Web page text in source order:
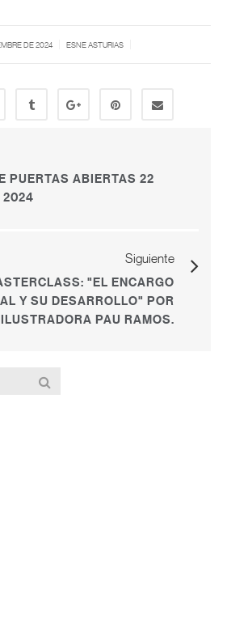
DE 2024 ESNE ASTURIAS
PUERTAS ABIERTAS 22
2024
Siguiente
"EL ENCARGO
Y SU DESARROLLO" POR
PAU RAMOS.